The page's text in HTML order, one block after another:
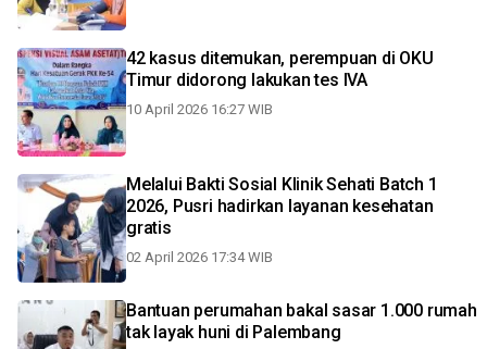
42 kasus ditemukan, perempuan di OKU
Timur didorong lakukan tes IVA
10 April 2026 16:27 WIB
Melalui Bakti Sosial Klinik Sehati Batch 1
2026, Pusri hadirkan layanan kesehatan
gratis
02 April 2026 17:34 WIB
Bantuan perumahan bakal sasar 1.000 rumah
tak layak huni di Palembang